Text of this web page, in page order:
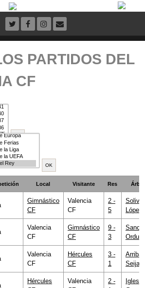
PARTIDOS DEL
CF
Local Visitante Res
Gimnástico
CF
Valencia
CF
2 -
5
Soliva
López
Valencia
CF
Gimnástico
CF
9 -
3
Valencia
CF
Hércules
CF
3 -
1
Arribas
Seijas
Hércules
Valencia
2 -